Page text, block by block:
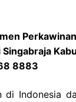
8883
di Indonesia